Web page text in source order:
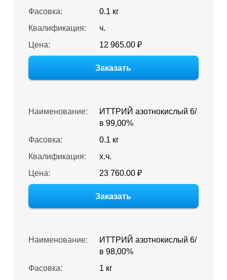
Фасовка:
0.1 кг
Квалификация:
ч.
Цена:
12 965.00 ₽
Заказать
Наименование:
ИТТРИЙ азотнокислый 6/
в 99,00%
Фасовка:
0.1 кг
Квалификация:
х.ч.
Цена:
23 760.00 ₽
Заказать
Наименование:
ИТТРИЙ азотнокислый 6/
в 98,00%
Фасовка:
1 кг